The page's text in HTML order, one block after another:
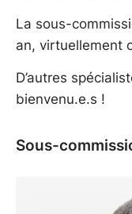
La sous-
an, virtuellement
D’autres
bienvenu.e.s !
Sous-